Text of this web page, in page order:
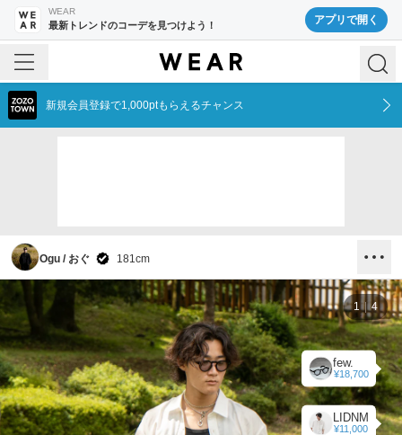
WEAR
最新トレンドのコーデを見つけよう！ アプリで開く
新規会員登録で1,000ptもらえるチャンス
Ogu / おぐ 181cm
few.
¥18,700
LIDNM
¥11,000
1 4